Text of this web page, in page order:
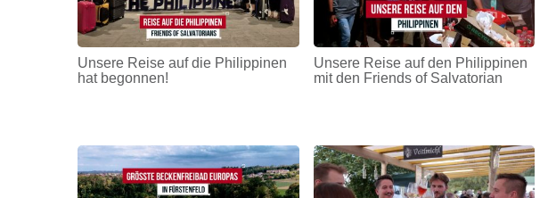
Unsere Reise auf die Philippinen
hat begonnen!
Unsere Reise auf den Philippinen
mit den Friends of Salvatorian